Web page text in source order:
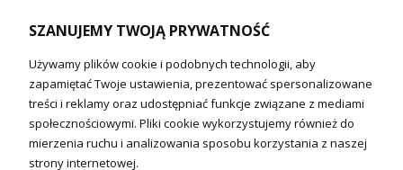
Technika solarna
Fotowoltanika
Sterowniki i regulatory
Nagrzewnice i kurtyny
SZANUJEMY TWOJĄ PRYWATNOŚĆ
Używamy plików cookie i podobnych technologii, aby
zapamiętać Twoje ustawienia, prezentować spersonalizowane
treści i reklamy oraz udostępniać funkcje związane z mediami
społecznościowymi. Pliki cookie wykorzystujemy również do
mierzenia ruchu i analizowania sposobu korzystania z naszej
strony internetowej.